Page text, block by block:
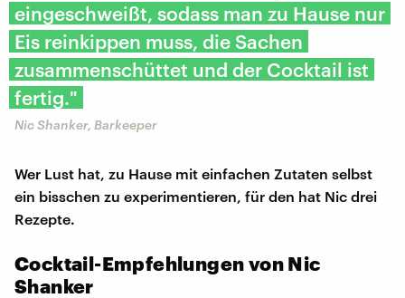
eingeschweißt, sodass man zu Hause nur
Eis reinkippen muss, die Sachen
zusammenschüttet und der Cocktail ist
fertig."
Nic Shanker, Barkeeper
Wer Lust hat, zu Hause mit einfachen Zutaten selbst
ein bisschen zu experimentieren, für den hat Nic drei
Rezepte.
Cocktail-Empfehlungen von Nic
Shanker